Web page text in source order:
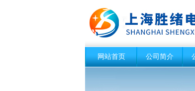
网站首页 公司简介